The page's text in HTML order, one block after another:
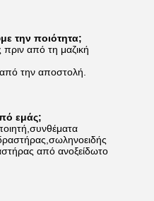
την ποιότητα;
από τη μαζική
από την αποστολή.
εμάς;
από ανοξείδωτο